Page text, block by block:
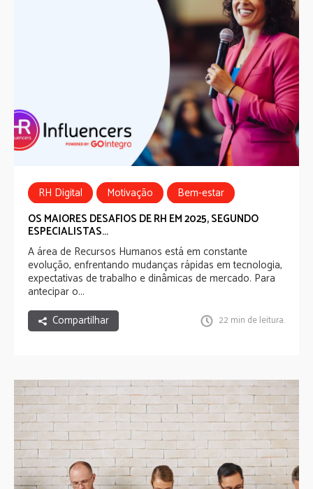
RH Digital Motivação
Bem-estar
OS MAIORES DESAFIOS DE RH EM 2025, SEGUNDO
ESPECIALISTAS...
A área de Recursos Humanos está em constante
evolução, enfrentando mudanças rápidas em tecnologia,
expectativas de trabalho e dinâmicas de mercado. Para
antecipar o...
Compartilhar
22 min de leitura.